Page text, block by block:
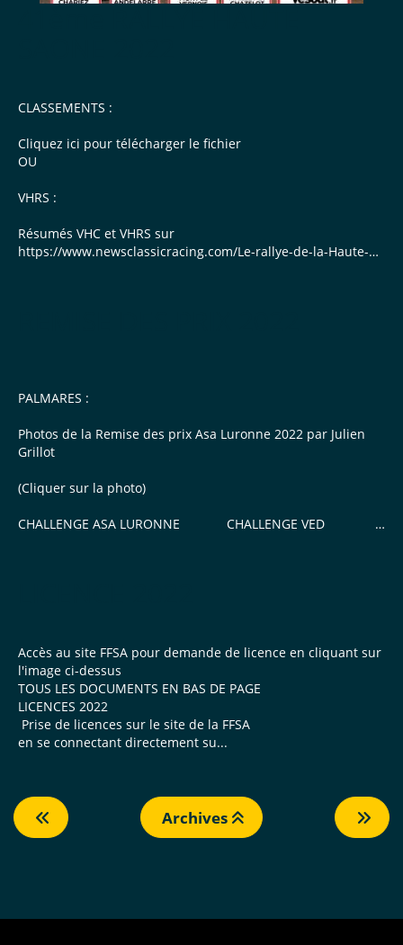
CLASSEMENTS :
Cliquez ici pour télécharger le fichier
OU
VHRS :
Résumés VHC et VHRS sur
https://www.newsclassicracing.com/Le-rallye-de-la-Haute-
PALMARES :
Photos de la Remise des prix Asa Luronne 2022 par Julien
Grillot
(Cliquer sur la photo)
CHALLENGE ASA LURONNE CHALLENGE VED
Accès au site FFSA pour demande de licence en cliquant sur
l'image ci-dessus
TOUS LES DOCUMENTS EN BAS DE PAGE
LICENCES 2022
Prise de licences sur le site de la FFSA
en se connectant directement su...
Archives